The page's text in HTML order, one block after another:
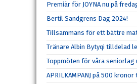
Premiär för JOYNA nu på
Bertil Sandgrens Dag 2024!
Tillsammans för ett bättre
Tränare Albin Bytyqi tilldelad
Toppmöten för våra seniorlag
APRILKAMPANJ på 500